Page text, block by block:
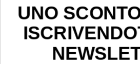
Youtube
UNO